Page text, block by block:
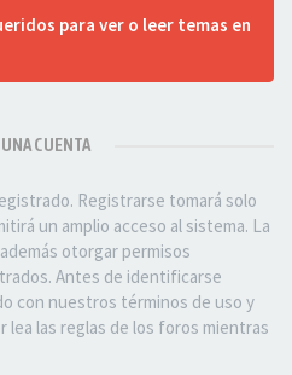
para ver o leer temas en
UNA CUENTA
Registrarse tomará solo
un amplio acceso al sistema. La
otorgar permisos
Antes de identificarse
con nuestros términos de uso y
lea las reglas de los foros mientras